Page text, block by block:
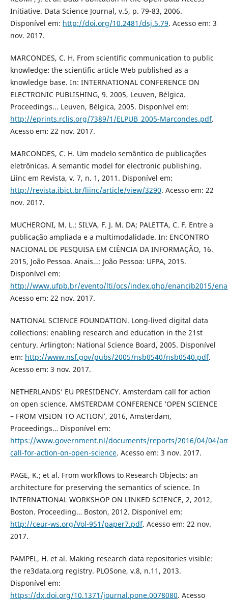
Initiative. Data Science Journal, v.5, p. 79-83, 2006.
Disponível em: http://doi.org/10.2481/dsj.5.79. Acesso em: 3
nov. 2017.
MARCONDES, C. H. From scientific communication to public
knowledge: the scientific article Web published as a
knowledge base. In: INTERNATIONAL CONFERENCE ON
ELECTRONIC PUBLISHING, 9. 2005, Leuven, Bélgica.
Proceedings... Leuven, Bélgica, 2005. Disponível em:
http://eprints.rclis.org/7389/1/ELPUB_2005-Marcondes.pdf.
Acesso em: 22 nov. 2017.
MARCONDES, C. H. Um modelo semântico de publicações
eletrônicas. A semantic model for electronic publishing.
Liinc em Revista, v. 7, n. 1, 2011. Disponível em:
http://revista.ibict.br/liinc/article/view/3290. Acesso em: 22
nov. 2017.
MUCHERONI, M. L.; SILVA, F. J. M. DA; PALETTA, C. F. Entre a
publicação ampliada e a multimodalidade. In: ENCONTRO
NACIONAL DE PESQUISA EM CIÊNCIA DA INFORMAÇÃO, 16.
2015, João Pessoa. Anais…: João Pessoa: UFPA, 2015.
Disponível em:
http://www.ufpb.br/evento/lti/ocs/index.php/enancib2015/
Acesso em: 22 nov. 2017.
NATIONAL SCIENCE FOUNDATION. Long-lived digital data
collections: enabling research and education in the 21st
century. Arlington: National Science Board, 2005. Disponível
em: http://www.nsf.gov/pubs/2005/nsb0540/nsb0540.pdf.
Acesso em: 3 nov. 2017.
NETHERLANDS’ EU PRESIDENCY. Amsterdam call for action
on open science. AMSTERDAM CONFERENCE ‘OPEN SCIENCE
– FROM VISION TO ACTION’, 2016, Amsterdam,
Proceedings… Disponível em:
https://www.government.nl/documents/reports/2016/04/04/
call-for-action-on-open-science. Acesso em: 3 nov. 2017.
PAGE, K.; et al. From workflows to Research Objects: an
architecture for preserving the semantics of science. In
INTERNATIONAL WORKSHOP ON LINKED SCIENCE, 2, 2012,
Boston. Proceeding… Boston, 2012. Disponível em:
http://ceur-ws.org/Vol-951/paper7.pdf. Acesso em: 22 nov.
2017.
PAMPEL, H. et al. Making research data repositories visible:
the re3data.org registry. PLOSone, v.8, n.11, 2013.
Disponível em:
https://dx.doi.org/10.1371/journal.pone.0078080. Acesso